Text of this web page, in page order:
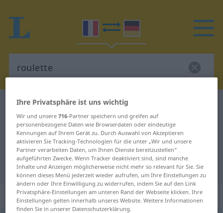
Französisch-Deutsch Wörterbuch
Französisch-Deutsch Übersetzung
für "roulette"
"roulette" Deutsch Übersetzung
„roulette“: féminin
Ihre Privatsphäre ist uns wichtig
Wir und unsere716-Partner speichern und greifen auf
personenbezogene Daten wie Browserdaten oder eindeutige
Kennungen auf Ihrem Gerät zu. Durch Auswahl von Akzeptieren
aktivieren Sie Tracking-Technologien für die unter „Wir und unsere
Partner verarbeiten Daten, um Ihnen Dienste bereitzustellen“
aufgeführten Zwecke. Wenn Tracker deaktiviert sind, sind manche
Inhalte und Anzeigen möglicherweise nicht mehr so relevant für Sie. Sie
können dieses Menü jederzeit wieder aufrufen, um Ihre Einstellungen zu
ändern oder Ihre Einwilligung zu widerrufen, indem Sie auf den Link
Privatsphäre-Einstellungen am unteren Rand der Webseite klicken. Ihre
Einstellungen gelten innerhalb unseres Website. Weitere Informationen
finden Sie in unserer Datenschutzerklärung.